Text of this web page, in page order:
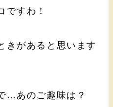
ですわ！
きがあると思います
…あのご趣味は？